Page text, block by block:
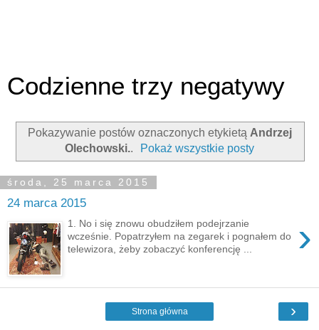
Codzienne trzy negatywy
Pokazywanie postów oznaczonych etykietą Andrzej
Olechowski.. Pokaż wszystkie posty
środa, 25 marca 2015
24 marca 2015
›
1. No i się znowu obudziłem podejrzanie
wcześnie. Popatrzyłem na zegarek i pognałem do
telewizora, żeby zobaczyć konferencję ...
›
Strona główna